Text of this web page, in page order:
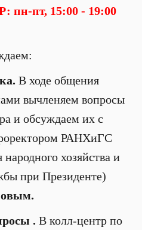
пн-пт, 15:00 - 19:00
В ходе общения
вычленяем вопросы
и обсуждаем их с
РАНХиГС
хозяйства и
при Президенте)
. В колл-центр по